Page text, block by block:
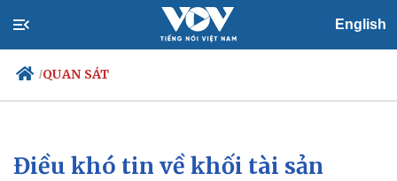
English
/QUAN SÁT
Chính trị
Xã hội
Điều khó tin về khối tài sản